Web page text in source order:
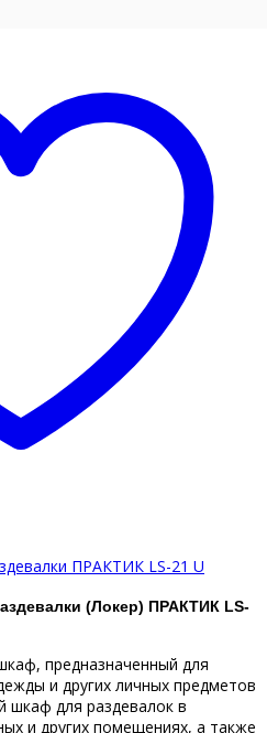
ПРАКТИК LS-21 U
(Локер) ПРАКТИК LS-
предназначенный для
и других личных предметов
шкаф для раздевалок в
и других помещениях, а также